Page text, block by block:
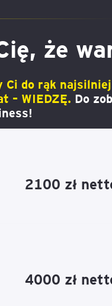
że
Ci do rąk
– WIEDZĘ. Do
2100 zł
4000 zł